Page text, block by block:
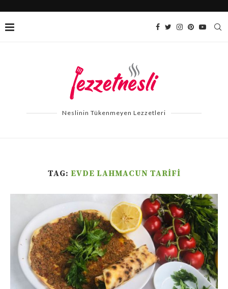
Neslinin Tükenmeyen Lezzetleri
TAG: EVDE LAHMACUN TARIFI